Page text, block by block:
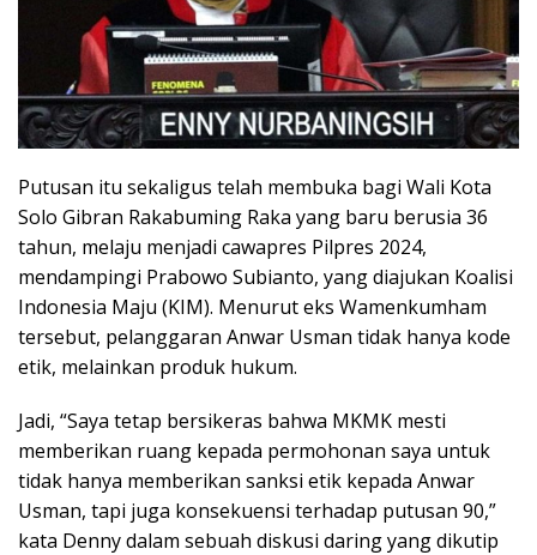
Putusan itu sekaligus telah membuka bagi Wali Kota
Solo Gibran Rakabuming Raka yang baru berusia 36
tahun, melaju menjadi cawapres Pilpres 2024,
mendampingi Prabowo Subianto, yang diajukan Koalisi
Indonesia Maju (KIM). Menurut eks Wamenkumham
tersebut, pelanggaran Anwar Usman tidak hanya kode
etik, melainkan produk hukum.
Jadi, “Saya tetap bersikeras bahwa MKMK mesti
memberikan ruang kepada permohonan saya untuk
tidak hanya memberikan sanksi etik kepada Anwar
Usman, tapi juga konsekuensi terhadap putusan 90,”
kata Denny dalam sebuah diskusi daring yang dikutip